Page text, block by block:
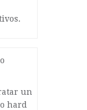
un
hard